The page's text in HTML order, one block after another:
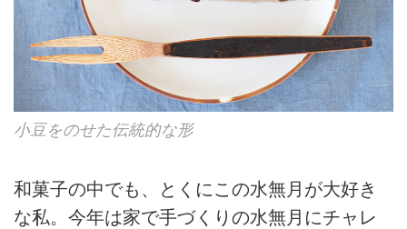
小豆をのせた伝統的な形
和菓子の中でも、とくにこの水無月が大好き
な私。今年は家で手づくりの水無月にチャレ